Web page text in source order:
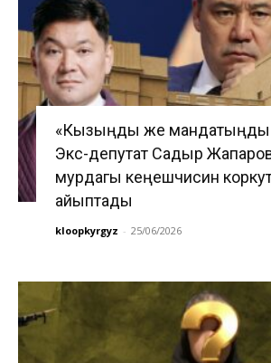
«Кызыңды же мандатыңды
Экс-депутат Садыр
мурдагы кеңешчисин
айыптады
kloopkyrgyz - 25/06/2026